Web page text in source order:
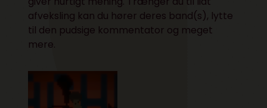
afveksling kan du hører deres band(s), lytte
til den pudsige kommentator og meget
mere.